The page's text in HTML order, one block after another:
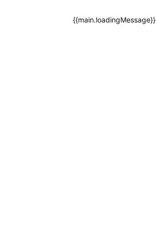
{{main.loadingMessage}}